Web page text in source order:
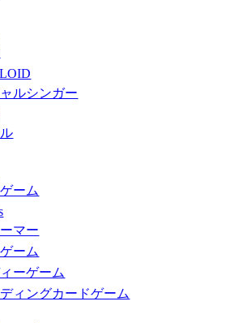
ルシンガー
ーム
マー
ーム
ーゲーム
ィングカードゲーム